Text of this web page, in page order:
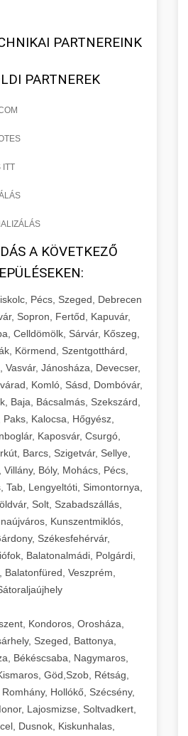
PARTNEREINK
PARTNEREK
ITT
A KÖVETKEZŐ
Pécs, Szeged, Debrecen
Sopron, Fertőd, Kapuvár,
Celldömölk, Sárvár, Kőszeg,
Körmend, Szentgotthárd,
Vasvár, Jánosháza, Devecser,
Komló, Sásd, Dombóvár,
Baja, Bácsalmás, Szekszárd,
Kalocsa, Hőgyész,
Kaposvár, Csurgó,
Barcs, Szigetvár, Sellye,
Villány, Bóly, Mohács, Pécs,
Tab, Lengyeltóti, Simontornya,
Solt, Szabadszállás,
Kunszentmiklós,
Székesfehérvár,
Balatonalmádi, Polgárdi,
Balatonfüred, Veszprém,
Kondoros, Orosháza,
Szeged, Battonya,
Békéscsaba, Nagymaros,
Göd,Szob, Rétság,
Hollókő, Szécsény,
Lajosmizse, Soltvadkert,
Dusnok, Kiskunhalas,